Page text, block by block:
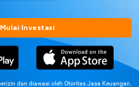
Mulai Investasi
dan diawasi oleh Otoritas Jasa Keuangan.